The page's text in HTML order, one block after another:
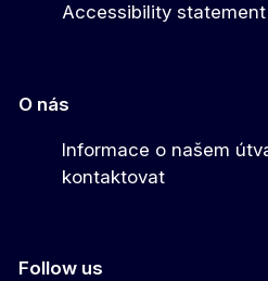
Accessibility statement
O nás
Informace o našem
kontaktovat
Follow us